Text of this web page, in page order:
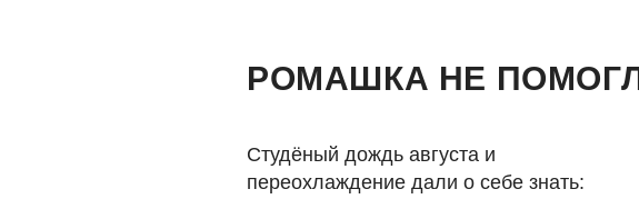
РОМАШКА НЕ
Студёный дождь августа и
переохлаждение дали о себе знать: